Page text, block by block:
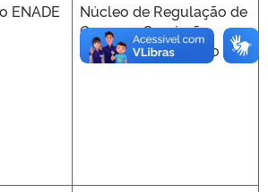
ENADE
Núcleo de Regulação de
Cursos e Comissão
Própria de Avaliação